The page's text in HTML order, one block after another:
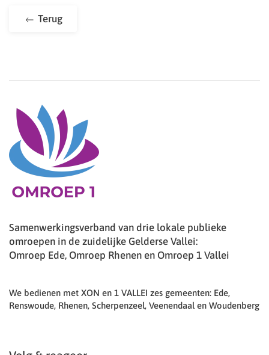
Terug
Samenwerkingsverband van drie lokale publieke
omroepen in de zuidelijke Gelderse Vallei:
Omroep Ede, Omroep Rhenen en Omroep 1 Vallei
We bedienen met XON en 1 VALLEI zes gemeenten: Ede,
Renswoude, Rhenen, Scherpenzeel, Veenendaal en Woudenberg